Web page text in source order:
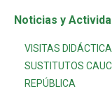
Noticias y
VISITAS
SUSTITUTOS
REPÚBLICA